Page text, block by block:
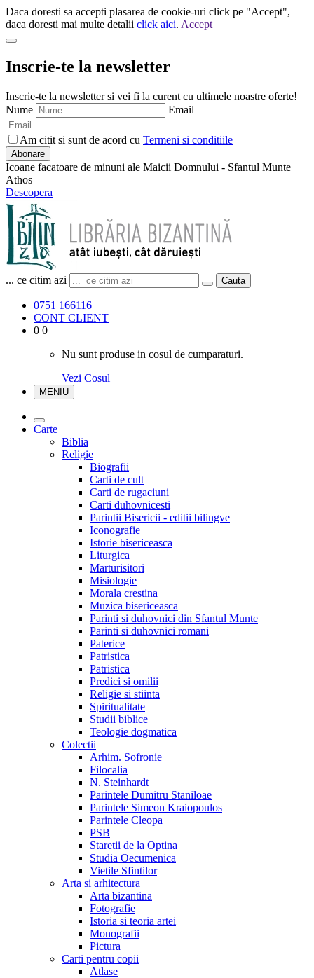
Daca doresti sa accepti plasarea de cookie-uri click pe "Accept",
daca doresti mai multe detalii click aici. Accept
Inscrie-te la newsletter
Inscrie-te la newsletter si vei fi la curent cu ultimele noastre oferte!
Nume
Email
Am citit si sunt de acord cu Termeni si conditiile
Abonare
Icoane facatoare de minuni ale Maicii Domnului - Sfantul Munte
Athos
Descopera
... ce citim azi Cauta
0751 166116
CONT CLIENT
0 0
Nu sunt produse in cosul de cumparaturi.
Vezi Cosul
MENIU
Carte
Biblia
Religie
Biografii
Carti de cult
Carti de rugaciuni
Carti duhovnicesti
Parintii Bisericii - editii bilingve
Iconografie
Istorie bisericeasca
Liturgica
Marturisitori
Misiologie
Morala crestina
Muzica bisericeasca
Parinti si duhovnici din Sfantul Munte
Parinti si duhovnici romani
Paterice
Patristica
Patristica
Predici si omilii
Religie si stiinta
Spiritualitate
Studii biblice
Teologie dogmatica
Colectii
Arhim. Sofronie
Filocalia
N. Steinhardt
Parintele Dumitru Staniloae
Parintele Simeon Kraiopoulos
Parintele Cleopa
PSB
Staretii de la Optina
Studia Oecumenica
Vietile Sfintilor
Arta si arhitectura
Arta bizantina
Fotografie
Istoria si teoria artei
Monografii
Pictura
Carti pentru copii
Atlase